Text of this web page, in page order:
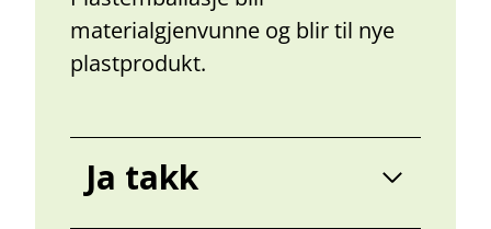
materialgjenvunne og blir til nye
plastprodukt.
Ja takk